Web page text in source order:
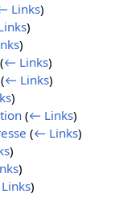
Links)
)
)
(← Links)
(← Links)
)
(← Links)
(← Links)
)
)
)